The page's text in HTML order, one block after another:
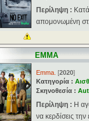
Περίληψη :
απομονωμένη
ΕΜΜΑ
Emma. [2020]
Κατηγορία :
Σκηνοθεσία :
Περίληψη : Η
να κερδίσεις